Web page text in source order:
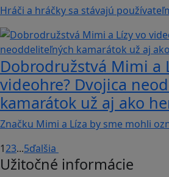
Hráči a hráčky sa stávajú
Dobrodružstvá Mimi a
videohre? Dvojica
kamarátok už aj ako
Značku Mimi a Líza by sme mohli
123...5ďalšia
Užitočné informácie